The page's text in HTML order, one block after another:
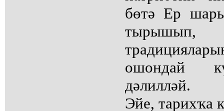
бөтә Ер
ошондай
дәлилләй.
Эйе, тарихҡа